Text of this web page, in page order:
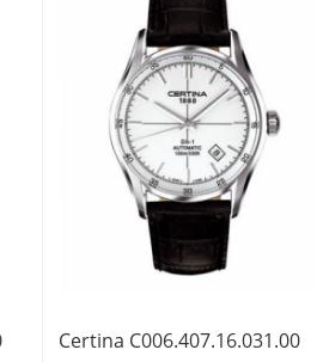
Certina C006.407.16.031.00